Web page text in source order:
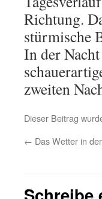
Richtung.
stürmische
In der
zweiten
Dieser Beitrag
← Das Wetter in